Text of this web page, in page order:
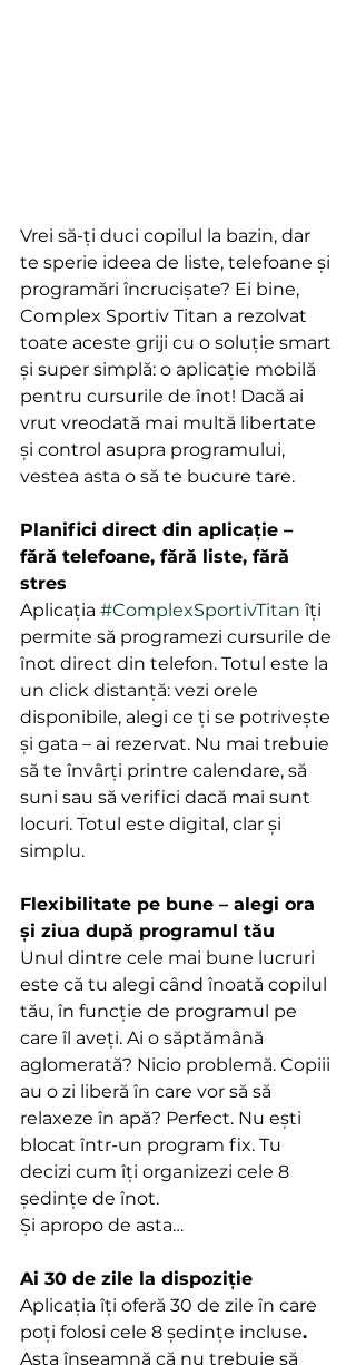
Vrei să-ți duci copilul la bazin, dar
te sperie ideea de liste, telefoane și
programări încrucișate? Ei bine,
Complex Sportiv Titan a rezolvat
toate aceste griji cu o soluție smart
și super simplă: o aplicație mobilă
pentru cursurile de înot! Dacă ai
vrut vreodată mai multă libertate
și control asupra programului,
vestea asta o să te bucure tare.
Planifici direct din aplicație –
fără telefoane, fără liste, fără
stres
Aplicația #ComplexSportivTitan îți
permite să programezi cursurile de
înot direct din telefon. Totul este la
un click distanță: vezi orele
disponibile, alegi ce ți se potrivește
și gata – ai rezervat. Nu mai trebuie
să te învârți printre calendare, să
suni sau să verifici dacă mai sunt
locuri. Totul este digital, clar și
simplu.
Flexibilitate pe bune – alegi ora
și ziua după programul tău
Unul dintre cele mai bune lucruri
este că tu alegi când înoată copilul
tău, în funcție de programul pe
care îl aveți. Ai o săptămână
aglomerată? Nicio problemă. Copiii
au o zi liberă în care vor să să
relaxeze în apă? Perfect. Nu ești
blocat într-un program fix. Tu
decizi cum îți organizezi cele 8
ședințe de înot.
Și apropo de asta…
Ai 30 de zile la dispoziție
Aplicația îți oferă 30 de zile în care
poți folosi cele 8 ședințe incluse.
Asta înseamnă că nu trebuie să